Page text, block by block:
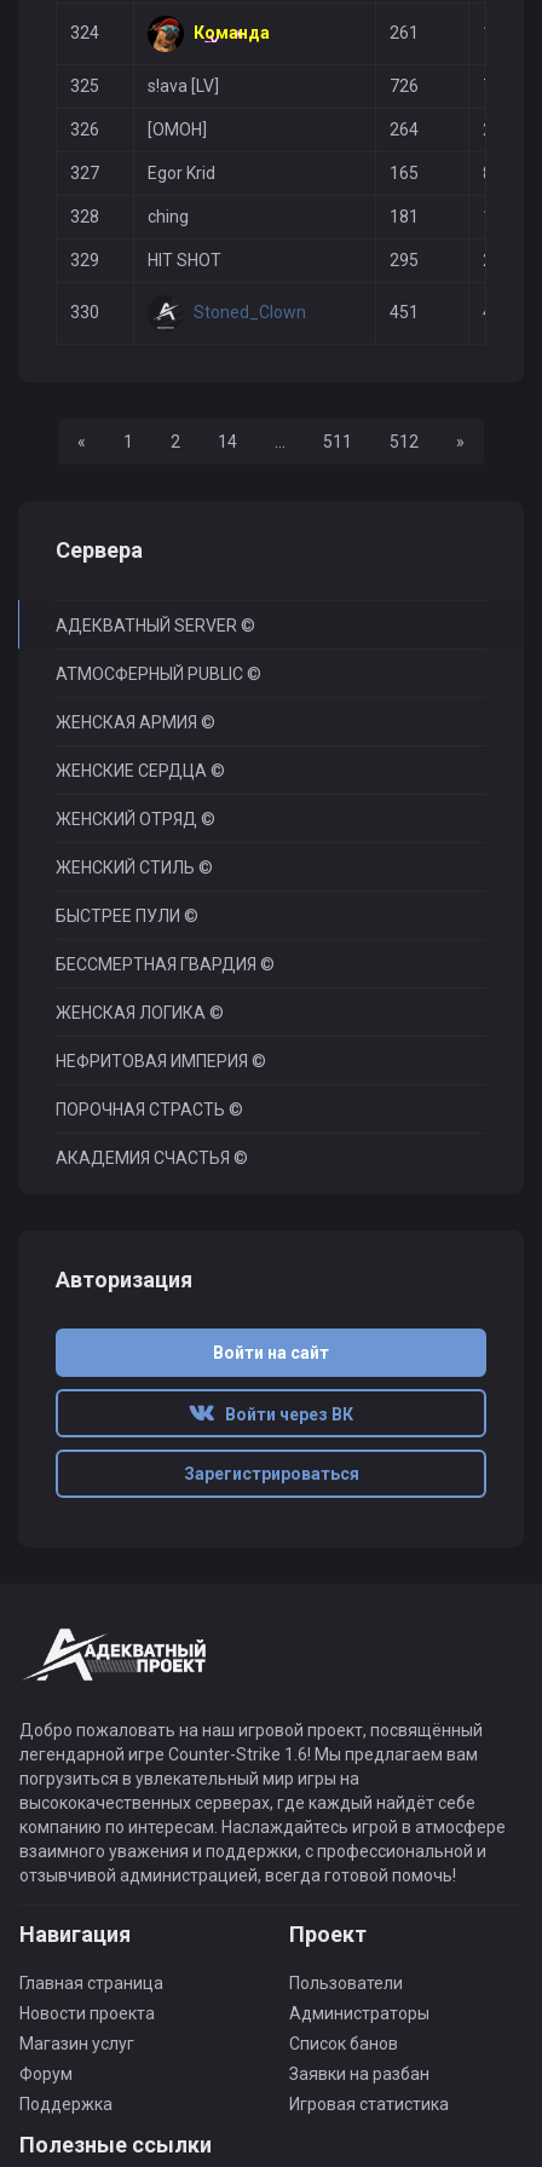
324 Команда 261 179
325 s!ava [LV] 726 783
326 [OMOH] 264 223
327 Egor Krid 165 85
328 ching 181 109
329 HIT SHOT 295 250
330 Stoned_Clown 451 412
« Назад1 2 14 511 512 »
Сервера
АДЕКВАТНЫЙ SERVER ©
АТМОСФЕРНЫЙ PUBLIC ©
ЖЕНСКАЯ АРМИЯ ©
ЖЕНСКИЕ СЕРДЦА ©
ЖЕНСКИЙ ОТРЯД ©
ЖЕНСКИЙ СТИЛЬ ©
БЫСТРЕЕ ПУЛИ ©
БЕССМЕРТНАЯ ГВАРДИЯ ©
ЖЕНСКАЯ ЛОГИКА ©
НЕФРИТОВАЯ ИМПЕРИЯ ©
ПОРОЧНАЯ СТРАСТЬ ©
АКАДЕМИЯ СЧАСТЬЯ ©
Авторизация
Войти на сайт
Войти через ВК
Зарегистрироваться
Добро пожаловать на наш игровой проект, посвящённый
легендарной игре Counter-Strike 1.6! Мы предлагаем вам
погрузиться в увлекательный мир игры на
высококачественных серверах, где каждый найдёт себе
компанию по интересам. Наслаждайтесь игрой в атмосфере
взаимного уважения и поддержки, с профессиональной и
отзывчивой администрацией, всегда готовой помочь!
Навигация
Главная страница
Новости проекта
Магазин услуг
Форум
Поддержка
Проект
Пользователи
Администраторы
Список банов
Заявки на разбан
Игровая статистика
Полезные ссылки